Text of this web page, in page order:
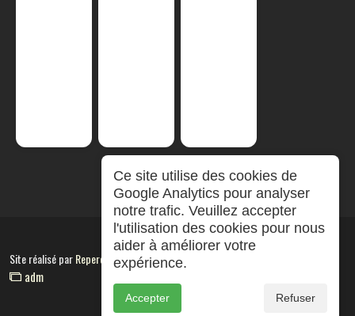
Site réalisé parRepereCom
adm
Ce site utilise des cookies de
Google Analytics pour analyser
notre trafic. Veuillez accepter
l'utilisation des cookies pour nous
aider à améliorer votre
expérience.
Accepter Refuser